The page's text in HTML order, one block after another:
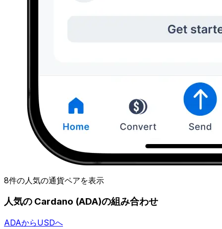
8件の人気の通貨ペアを表示
人気の Cardano (ADA)の組み合わせ
ADAからUSDへ